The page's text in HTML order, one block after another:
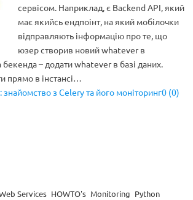
сервісом. Наприклад, є Backend API, який
має якийсь ендпоінт, на який мобілочки
відправляють інформацію про те, що
юзер створив новий whatever в
бекенда – додати whatever в базі даних.
прямо в інстансі…
з Celery та його моніторинг0 (0)
Services HOWTO's Monitoring Python